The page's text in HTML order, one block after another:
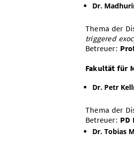
Dr.
Thema der
triggered
Betreuer:
Fakultät für
Dr. Petr
Thema der
Betreuer: PD
Dr. Tobias